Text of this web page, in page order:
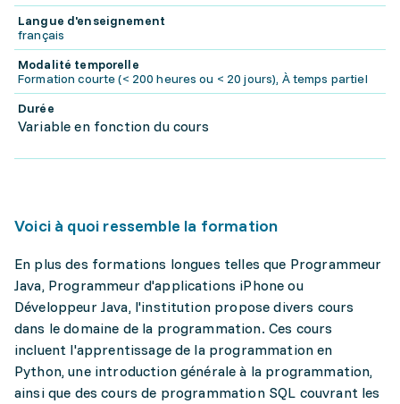
Langue d'enseignement
français
Modalité temporelle
Formation courte (< 200 heures ou < 20 jours), À temps partiel
Durée
Variable en fonction du cours
Voici à quoi ressemble la formation
En plus des formations longues telles que Programmeur
Java, Programmeur d'applications iPhone ou
Développeur Java, l'institution propose divers cours
dans le domaine de la programmation. Ces cours
incluent l'apprentissage de la programmation en
Python, une introduction générale à la programmation,
ainsi que des cours de programmation SQL couvrant les